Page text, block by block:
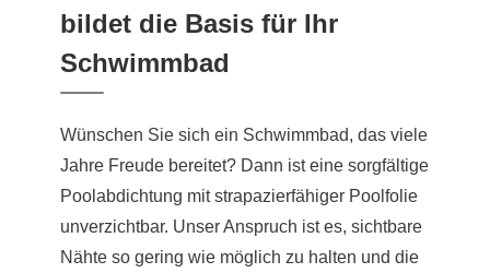
bildet die Basis für Ihr
Schwimmbad
Wünschen Sie sich ein Schwimmbad, das viele
Jahre Freude bereitet? Dann ist eine sorgfältige
Poolabdichtung mit strapazierfähiger Poolfolie
unverzichtbar. Unser Anspruch ist es, sichtbare
Nähte so gering wie möglich zu halten und die